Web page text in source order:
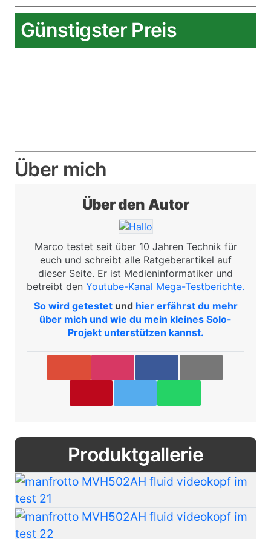
Günstigster Preis
Über mich
Über den Autor
Marco testet seit über 10 Jahren Technik für
euch und schreibt alle Ratgeberartikel auf
dieser Seite. Er ist Medieninformatiker und
betreibt den Youtube-Kanal Mega-Testberichte.
So wird getestetund hier erfährst du mehr
über mich und wie du mein kleines Solo-
Projekt unterstützen kannst.
Produktgallerie